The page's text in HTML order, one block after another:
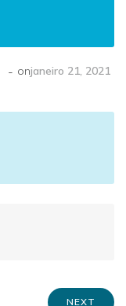
- onjaneiro 21, 2021
NEXT